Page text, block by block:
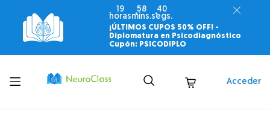
19
horas
58
mins.
39
segs.
¡ÚLTIMOS CUPOS 50% OFF! -
Diplomatura en Psicodiagnóstico
Cupón: PSICODIPLO
Toggle
menu
Acceder